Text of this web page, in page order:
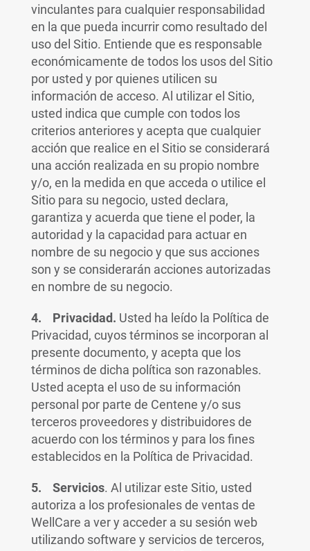
vinculantes para cualquier responsabilidad
en la que pueda incurrir como resultado del
uso del Sitio. Entiende que es responsable
económicamente de todos los usos del Sitio
por usted y por quienes utilicen su
información de acceso. Al utilizar el Sitio,
usted indica que cumple con todos los
criterios anteriores y acepta que cualquier
acción que realice en el Sitio se considerará
una acción realizada en su propio nombre
y/o, en la medida en que acceda o utilice el
Sitio para su negocio, usted declara,
garantiza y acuerda que tiene el poder, la
autoridad y la capacidad para actuar en
nombre de su negocio y que sus acciones
son y se considerarán acciones autorizadas
en nombre de su negocio.
4. Privacidad. Usted ha leído la Política de
Privacidad, cuyos términos se incorporan al
presente documento, y acepta que los
términos de dicha política son razonables.
Usted acepta el uso de su información
personal por parte de Centene y/o sus
terceros proveedores y distribuidores de
acuerdo con los términos y para los fines
establecidos en la Política de Privacidad.
5. Servicios. Al utilizar este Sitio, usted
autoriza a los profesionales de ventas de
WellCare a ver y acceder a su sesión web
utilizando software y servicios de terceros,